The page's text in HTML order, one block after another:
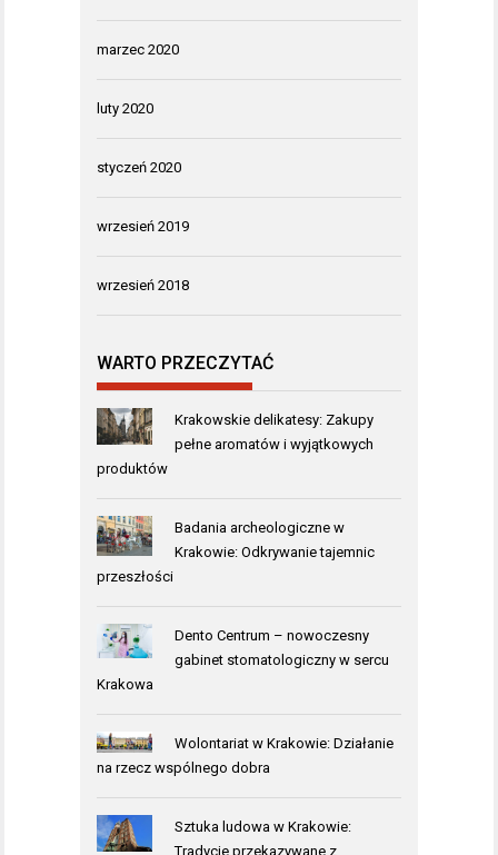
marzec 2020
luty 2020
styczeń 2020
wrzesień 2019
wrzesień 2018
WARTO PRZECZYTAĆ
Krakowskie delikatesy: Zakupy
pełne aromatów i wyjątkowych
produktów
Badania archeologiczne w
Krakowie: Odkrywanie tajemnic
przeszłości
Dento Centrum – nowoczesny
gabinet stomatologiczny w sercu
Krakowa
Wolontariat w Krakowie: Działanie
na rzecz wspólnego dobra
Sztuka ludowa w Krakowie:
Tradycje przekazywane z